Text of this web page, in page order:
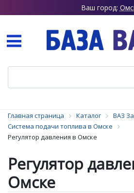
Ваш город:
Главная страница Каталог
ВАЗ
Система подачи топлива в Омске
Регулятор давления в Омске
Регулятор
Омске